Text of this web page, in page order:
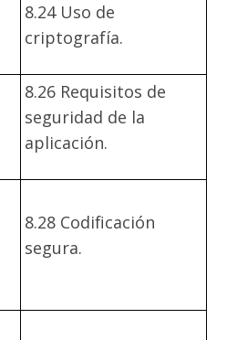
8.24 Uso de
criptografía.
8.26 Requisitos de
seguridad de la
aplicación.
8.28 Codificación
segura.